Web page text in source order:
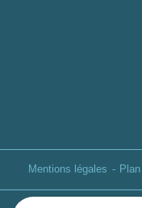
Mentions légales